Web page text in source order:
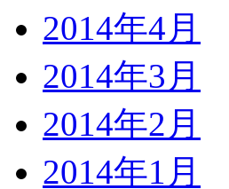
2014年4月
2014年3月
2014年2月
2014年1月